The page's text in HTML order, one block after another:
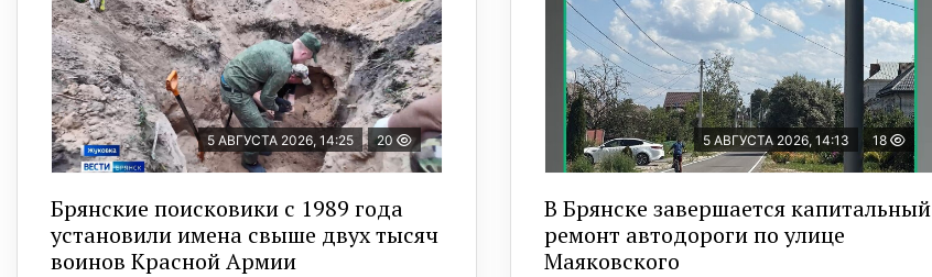
5 АВГУСТА 2026, 14:25 20
Брянские поисковики с 1989 года
установили имена свыше двух тысяч
воинов Красной Армии
5 АВГУСТА 2026, 14:13 18
В Брянске завершается капитальный
ремонт автодороги по улице
Маяковского